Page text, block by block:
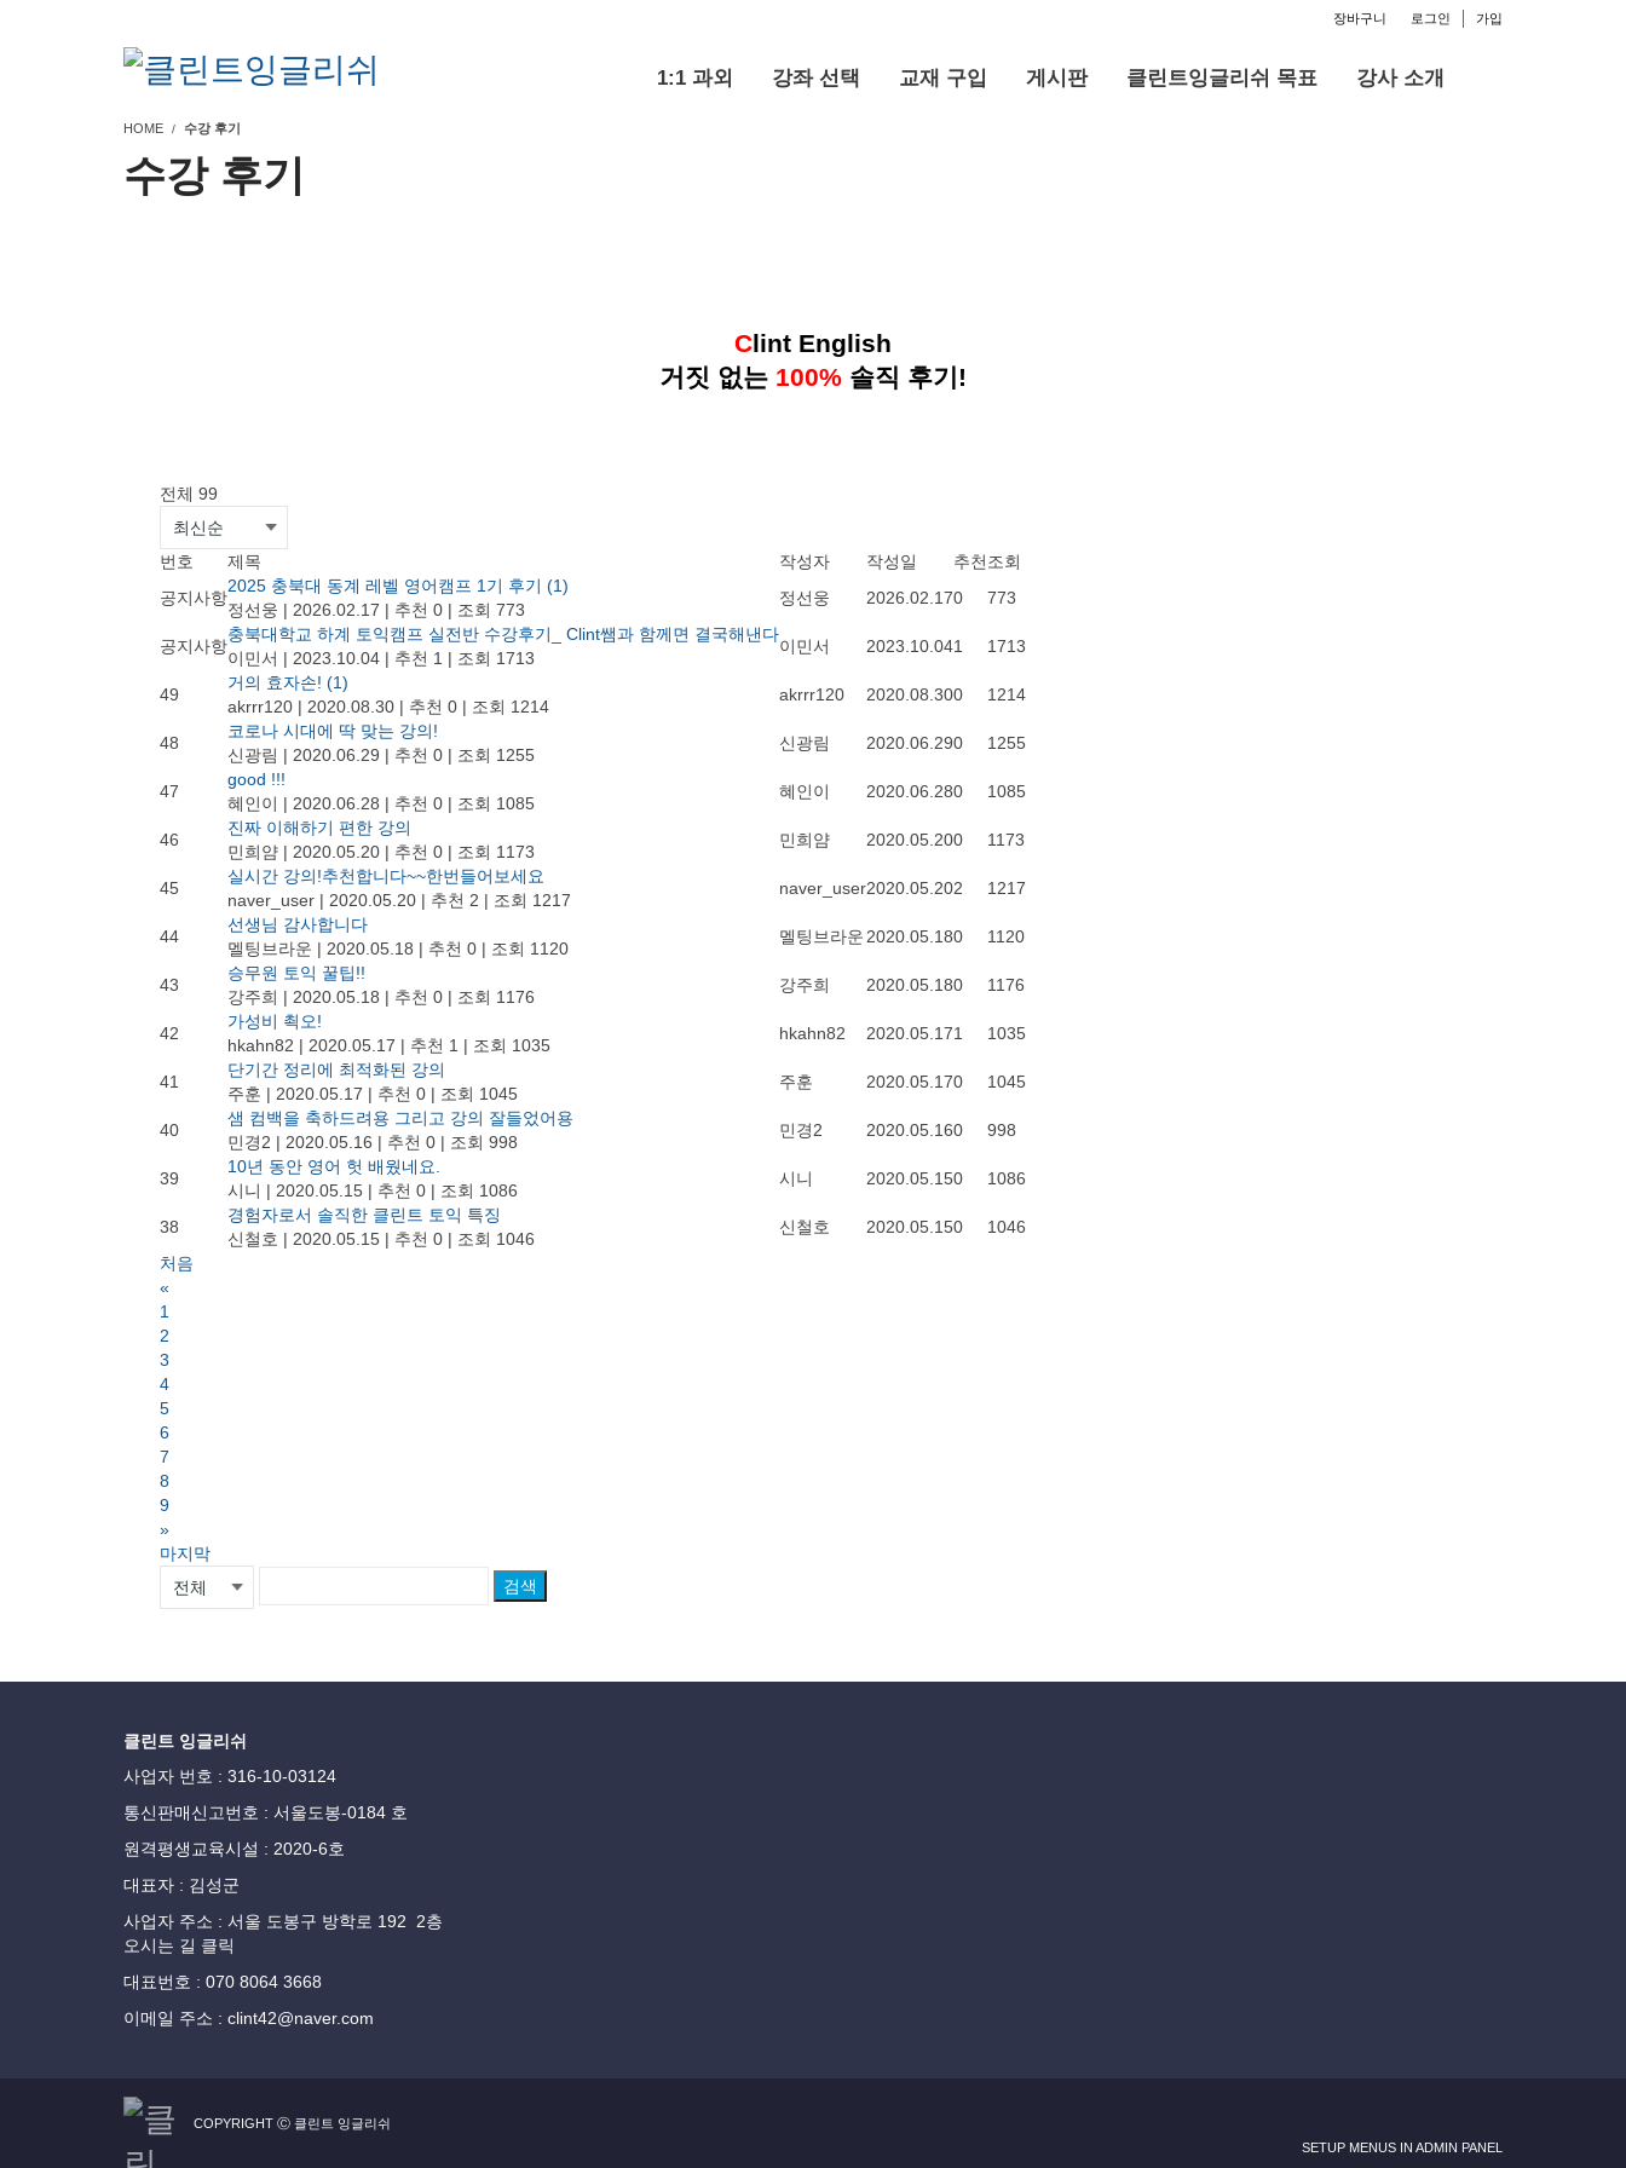
로그인 가입
장바구니
1:1 과외 강좌 선택 교재 구입 게시판 클린트잉글리쉬 목표 강사 소개
HOME 수강 후기
수강 후기
Clint English
거짓 없는 100% 솔직 후기!
전체 99
번호 제목 작성자 작성일 추천조회
공지사항
2025 충북대 동계 레벨 영어캠프 1기 후기 (1)
정선웅 | 2026.02.17 | 추천 0 | 조회 773
정선웅 2026.02.170 773
공지사항
충북대학교 하계 토익캠프 실전반 수강후기_ Clint쌤과 함께면 결국해낸다
이민서 | 2023.10.04 | 추천 1 | 조회 1713
이민서 2023.10.041 1713
49
거의 효자손! (1)
akrrr120 | 2020.08.30 | 추천 0 | 조회 1214
akrrr120 2020.08.300 1214
48
코로나 시대에 딱 맞는 강의!
신광림 | 2020.06.29 | 추천 0 | 조회 1255
신광림 2020.06.290 1255
47
good !!!
혜인이 | 2020.06.28 | 추천 0 | 조회 1085
혜인이 2020.06.280 1085
46
진짜 이해하기 편한 강의
민희얌 | 2020.05.20 | 추천 0 | 조회 1173
민희얌 2020.05.200 1173
45
실시간 강의!추천합니다~~한번들어보세요
naver_user | 2020.05.20 | 추천 2 | 조회 1217
naver_user2020.05.202 1217
44
선생님 감사합니다
멜팅브라운 | 2020.05.18 | 추천 0 | 조회 1120
멜팅브라운 2020.05.180 1120
43
승무원 토익 꿀팁!!
강주희 | 2020.05.18 | 추천 0 | 조회 1176
강주희 2020.05.180 1176
42
가성비 쵝오!
hkahn82 | 2020.05.17 | 추천 1 | 조회 1035
hkahn82 2020.05.171 1035
41
단기간 정리에 최적화된 강의
주훈 | 2020.05.17 | 추천 0 | 조회 1045
주훈 2020.05.170 1045
40
샘 컴백을 축하드려용 그리고 강의 잘들었어용
민경2 | 2020.05.16 | 추천 0 | 조회 998
민경2 2020.05.160 998
39
10년 동안 영어 헛 배웠네요.
시니 | 2020.05.15 | 추천 0 | 조회 1086
시니 2020.05.150 1086
38
경험자로서 솔직한 클린트 토익 특징
신철호 | 2020.05.15 | 추천 0 | 조회 1046
신철호 2020.05.150
1046
처음
«
1
2
3
4
5
6
7
8
9
»
마지막
검색
클린트 잉글리쉬
사업자 번호 : 316-10-03124
통신판매신고번호 : 서울도봉-0184 호
원격평생교육시설 : 2020-6호
대표자 : 김성군
사업자 주소 : 서울 도봉구 방학로 192 2층
오시는 길 클릭
대표번호 : 070 8064 3668
이메일 주소 : clint42@naver.com
COPYRIGHT Ⓒ 클린트 잉글리쉬
SETUP MENUS IN ADMIN PANEL